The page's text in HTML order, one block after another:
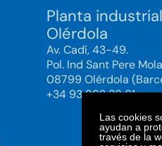
Las cookies
ayudan a
través de la
Planta industrial
Olérdola
Av. Cadí, 43-49.
Pol. Ind Sant Pere
08799 Olérdola
+34 93 892 38 61
©